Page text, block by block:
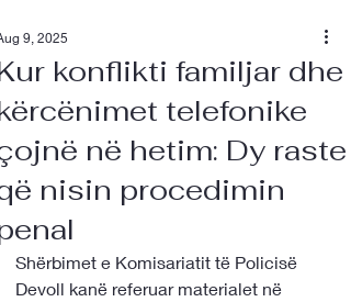
konflikti familjar dhe
telefonike
në hetim: Dy raste
nisin procedimin
9, 2025
Shërbimet e Komisariatit të Policisë
Devoll kanë referuar materialet në